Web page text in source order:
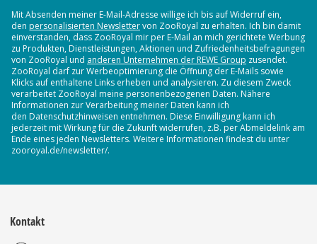
Mit Absenden meiner E-Mail-Adresse willige ich bis auf Widerruf ein,
den personalisierten Newslettervon ZooRoyal zu erhalten. Ich bin damit
einverstanden, dass ZooRoyal mir per E-Mail an mich gerichtete Werbung
zu Produkten, Dienstleistungen, Aktionen und Zufriedenheitsbefragungen
von ZooRoyal und anderen Unternehmen der REWE Group zusendet.
ZooRoyal darf zur Werbeoptimierung die Öffnung der E-Mails sowie
Klicks auf enthaltene Links erheben und analysieren. Zu diesem Zweck
verarbeitet ZooRoyal meine personenbezogenen Daten. Nähere
Informationen zur Verarbeitung meiner Daten kann ich
den Datenschutzhinweisen entnehmen. Diese Einwilligung kann ich
jederzeit mit Wirkung für die Zukunft widerrufen, z.B. per Abmeldelink am
Ende eines jeden Newsletters. Weitere Informationen findest du unter
zooroyal.de/newsletter/.
Kontakt